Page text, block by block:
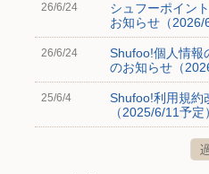
26/6/24
シュフーポイン
お知らせ（2026/
26/6/24
Shufoo!個人情報
のお知らせ（
25/6/4
Shufoo!利用規約
（2025/6/11予定）